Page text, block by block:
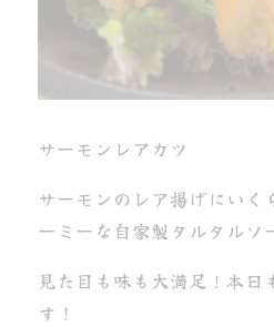
サーモンレアカツ
サーモンのレア揚げにいく
ーミーな自家製タルタルソ
見た目も味も大満足！本日
す！